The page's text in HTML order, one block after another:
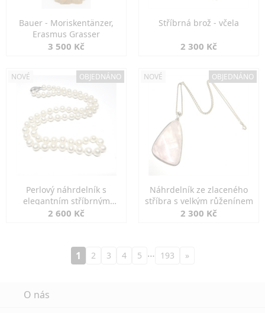
Bauer - Moriskentänzer,
Erasmus Grasser
3 500 Kč
Stříbrná brož - včela
2 300 Kč
NOVÉ OBJEDNÁNO
Perlový náhrdelník s
elegantním stříbrným
zapínáním
2 600 Kč
NOVÉ OBJEDNÁNO
Náhrdelník ze zlaceného
stříbra s velkým růženínem
2 300 Kč
1 2 3 4 5 … 193 »
O nás